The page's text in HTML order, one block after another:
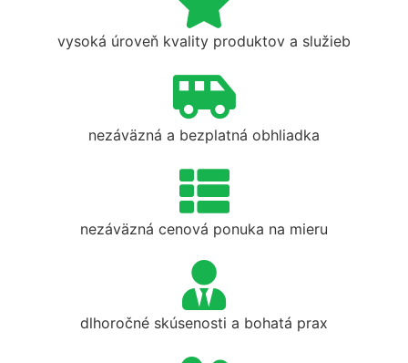
vysoká úroveň kvality produktov a služieb
nezáväzná a bezplatná obhliadka
nezáväzná cenová ponuka na mieru
dlhoročné skúsenosti a bohatá prax